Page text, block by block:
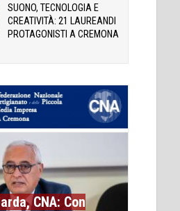
SUONO, TECNOLOGIA E
CREATIVITÀ: 21 LAUREANDI
PROTAGONISTI A CREMONA
CNA: Con